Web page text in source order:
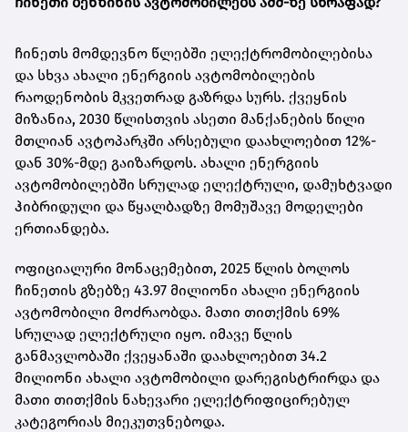
ჩინეთს მომდევნო წლებში ელექტრომობილებისა
და სხვა ახალი ენერგიის ავტომობილების
რაოდენობის მკვეთრად გაზრდა სურს. ქვეყნის
მიზანია, 2030 წლისთვის ასეთი მანქანების წილი
მთლიან ავტოპარკში არსებული დაახლოებით 12%-
დან 30%-მდე გაიზარდოს. ახალი ენერგიის
ავტომობილებში სრულად ელექტრული, დამუხტვადი
ჰიბრიდული და წყალბადზე მომუშავე მოდელები
ერთიანდება.
ოფიციალური მონაცემებით, 2025 წლის ბოლოს
ჩინეთის გზებზე 43.97 მილიონი ახალი ენერგიის
ავტომობილი მოძრაობდა. მათი თითქმის 69%
სრულად ელექტრული იყო. იმავე წლის
განმავლობაში ქვეყანაში დაახლოებით 34.2
მილიონი ახალი ავტომობილი დარეგისტრირდა და
მათი თითქმის ნახევარი ელექტრიფიცირებულ
კატეგორიას მიეკუთვნებოდა.